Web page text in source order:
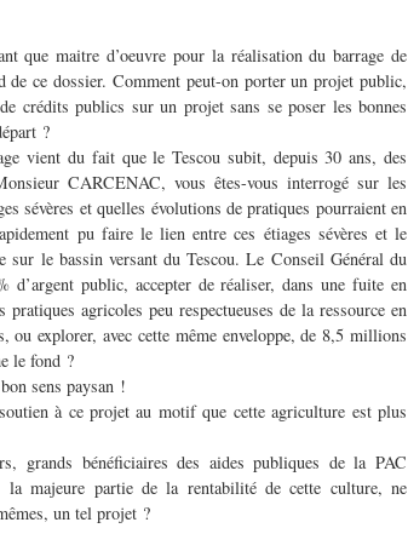
que maitre d’oeuvre pour la réalisation du barrage de
de ce dossier. Comment peut-on porter un projet public,
crédits publics sur un projet sans se poser les bonnes
?
vient du fait que le Tescou subit, depuis 30 ans, des
CARCENAC, vous êtes-vous interrogé sur les
sévères et quelles évolutions de pratiques pourraient en
pu faire le lien entre ces étiages sévères et le
sur le bassin versant du Tescou. Le Conseil Général du
public, accepter de réaliser, dans une fuite en
agricoles peu respectueuses de la ressource en
explorer, avec cette même enveloppe, de 8,5 millions
le fond ?
sens paysan !
à ce projet au motif que cette agriculture est plus
grands bénéficiaires des aides publiques de la PAC
majeure partie de la rentabilité de cette culture, ne
un tel projet ?